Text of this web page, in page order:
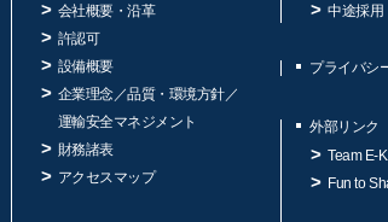
会社概要・沿革
許認可
設備概要
企業理念／品質・環境方針／
運輸安全マネジメント
財務諸表
アクセスマップ
中途採用
プライバシ
外部リンク
Team E-
Fun to